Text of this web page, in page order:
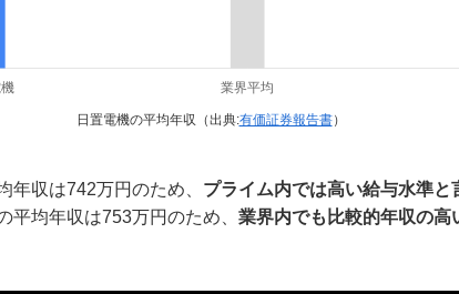
日置電機の平均年収（出典:有価証券報告書）
年収は742万円のため、 プライム内では高い給与水準と
平均年収は753万円のため、 業界内でも比較的年収の高